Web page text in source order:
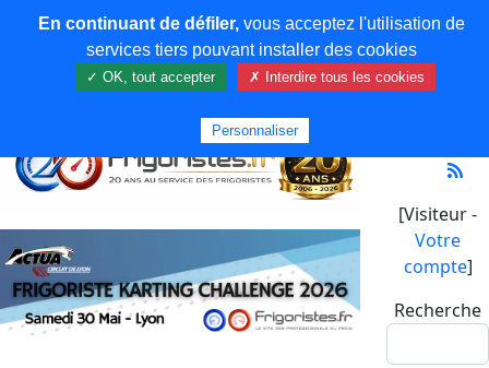
[Visiteur -
Votre
compte]
Recherche
En continuant de défiler,vous acceptez l'utilisation de
services tiers pouvant installer des cookies
✓ OK, tout accepter ✗ Interdire tous les cookies
Personnaliser